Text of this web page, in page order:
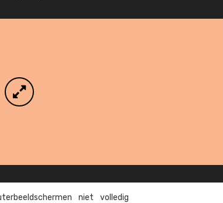
niet volledig